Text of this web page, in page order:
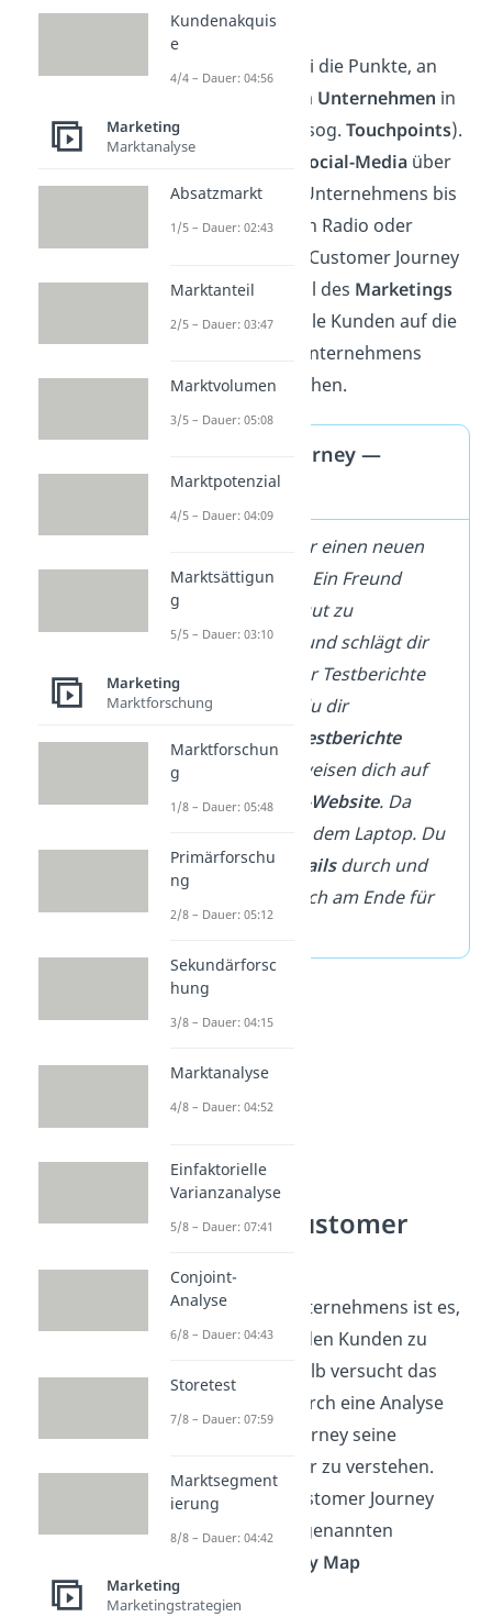
entscheidet.
Zentral sind dabei die Punkte, an
denen er mit dem Unternehmen in
Kontakt kommt (sog. Touchpoints).
Die reichen von
Social-Mediaüber
dieWebsite des Unternehmens bis
hin zuWerbung
in Radio oder
Printmedien. Die Customer Journey
ist deshalb ein Teil des Marketings
und soll potenzielle Kunden auf die
Produkte eines Unternehmens
aufmerksam machen.
Customer Journey —
Beispiel
Du möchtest dir einen neuen
Laptopkaufen. Ein Freund
dir, gut zu
recherchieren und schlägt dir
eine Website für Testberichte
vor. Dort liest du dir
verschiedene
Testberichte
durch. Die verweisen dich auf
eineHersteller-Website. Da
suchst du nach dem Laptop. Du
liest dir die Detailsdurch und
entscheidest dich am Ende für
Ziele der Customer
Das Ziel eines Unternehmens ist es,
sein Produktan den Kunden zu
verkaufen. Deshalb versucht das
Unternehmen durch eine Analyse
der Customer Journey seine
besser zu verstehen.
Dazu wird die Customer Journey
meist in einer sogenannten
Customer Journey Map
festgehalten.
Kundenakquis
e
4/4 – Dauer: 04:56
Marketing
Marktanalyse
Absatzmarkt
1/5 – Dauer: 02:43
Marktanteil
2/5 – Dauer: 03:47
Marktvolumen
3/5 – Dauer: 05:08
Marktpotenzial
4/5 – Dauer: 04:09
Marktsättigun
g
5/5 – Dauer: 03:10
Marketing
Marktforschung
Marktforschun
g
1/8 – Dauer: 05:48
Primärforschu
ng
2/8 – Dauer: 05:12
Sekundärforsc
hung
3/8 – Dauer: 04:15
Marktanalyse
4/8 – Dauer: 04:52
Einfaktorielle
Varianzanalyse
5/8 – Dauer: 07:41
Conjoint-
Analyse
6/8 – Dauer: 04:43
Storetest
7/8 – Dauer: 07:59
Marktsegment
ierung
8/8 – Dauer: 04:42
Marketing
Marketingstrategien